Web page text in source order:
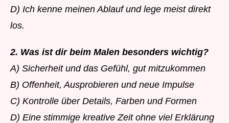
D) Ich kenne meinen Ablauf und lege meist direkt
los.
2. Was ist dir beim Malen besonders wichtig?
A) Sicherheit und das Gefühl, gut mitzukommen
B) Offenheit, Ausprobieren und neue Impulse
C) Kontrolle über Details, Farben und Formen
D) Eine stimmige kreative Zeit ohne viel Erklärung